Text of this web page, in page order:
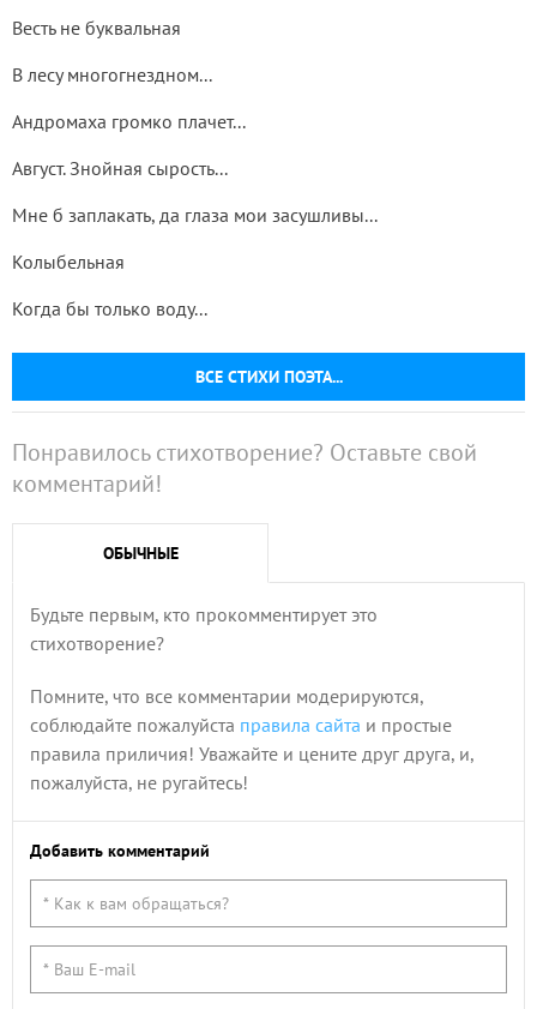
ВСЕ СТИХИ ПОЭТА...
Весть не буквальная
В лесу многогнездном...
Андромаха громко плачет...
Август. Знойная сырость...
Мне б заплакать, да глаза мои засушливы...
Колыбельная
Когда бы только воду...
Понравилось стихотворение? Оставьте свой
комментарий!
ОБЫЧНЫЕ
Будьте первым, кто прокомментирует это
стихотворение?
Помните, что все комментарии модерируются,
соблюдайте пожалуйста правила сайта и простые
правила приличия! Уважайте и цените друг друга, и,
пожалуйста, не ругайтесь!
Добавить комментарий